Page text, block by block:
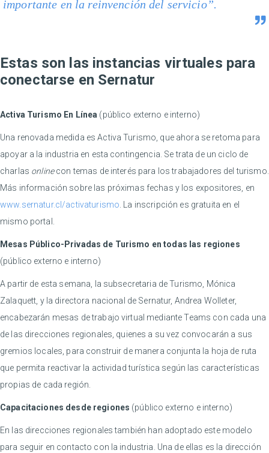
importante en la reinvención del servicio”.
Estas son las instancias virtuales para
conectarse en Sernatur
Activa Turismo En Línea (público externo e interno)
Una renovada medida es Activa Turismo, que ahora se retoma para
apoyar a la industria en esta contingencia. Se trata de un ciclo de
charlas onlinecon temas de interés para los trabajadores del turismo.
Más información sobre las próximas fechas y los expositores, en
www.sernatur.cl/activaturismo . La inscripción es gratuita en el
mismo portal.
Mesas Público-Privadas de Turismo en todas las regiones
(público externo e interno)
A partir de esta semana, la subsecretaria de Turismo, Mónica
Zalaquett, y la directora nacional de Sernatur, Andrea Wolleter,
encabezarán mesas de trabajo virtual mediante Teams con cada una
de las direcciones regionales, quienes a su vez convocarán a sus
gremios locales, para construir de manera conjunta la hoja de ruta
que permita reactivar la actividad turística según las características
propias de cada región.
Capacitaciones desde regiones (público externo e interno)
En las direcciones regionales también han adoptado este modelo
para seguir en contacto con la industria. Una de ellas es la dirección